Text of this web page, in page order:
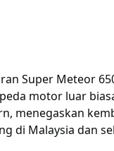
Super Meteor
motor luar
menegaskan
di Malaysia dan